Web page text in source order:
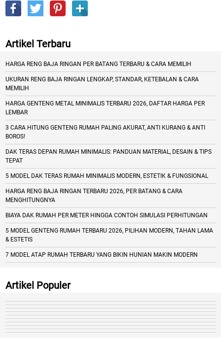
Artikel Terbaru
HARGA RENG BAJA RINGAN PER BATANG TERBARU & CARA MEMILIH
UKURAN RENG BAJA RINGAN LENGKAP, STANDAR, KETEBALAN & CARA
MEMILIH
HARGA GENTENG METAL MINIMALIS TERBARU 2026, DAFTAR HARGA PER
LEMBAR
3 CARA HITUNG GENTENG RUMAH PALING AKURAT, ANTI KURANG & ANTI
BOROS!
DAK TERAS DEPAN RUMAH MINIMALIS: PANDUAN MATERIAL, DESAIN & TIPS
TEPAT
5 MODEL DAK TERAS RUMAH MINIMALIS MODERN, ESTETIK & FUNGSIONAL
HARGA RENG BAJA RINGAN TERBARU 2026, PER BATANG & CARA
MENGHITUNGNYA
BIAYA DAK RUMAH PER METER HINGGA CONTOH SIMULASI PERHITUNGAN
5 MODEL GENTENG RUMAH TERBARU 2026, PILIHAN MODERN, TAHAN LAMA
& ESTETIS
7 MODEL ATAP RUMAH TERBARU YANG BIKIN HUNIAN MAKIN MODERN
Artikel Populer